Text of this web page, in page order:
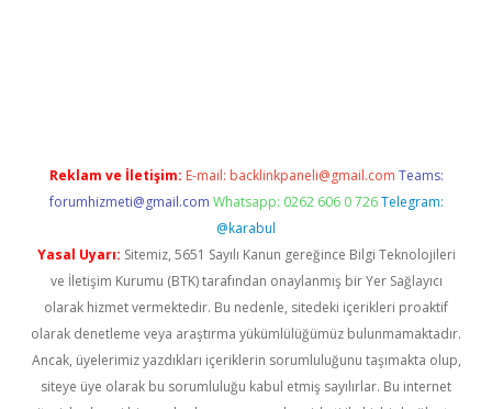
Reklam ve İletişim: E-mail: backlinkpaneli@gmail.com Teams:
forumhizmeti@gmail.com Whatsapp: 0262 606 0 726 Telegram:
@karabul
Yasal Uyarı: Sitemiz, 5651 Sayılı Kanun gereğince Bilgi Teknolojileri
ve İletişim Kurumu (BTK) tarafından onaylanmış bir Yer Sağlayıcı
olarak hizmet vermektedir. Bu nedenle, sitedeki içerikleri proaktif
olarak denetleme veya araştırma yükümlülüğümüz bulunmamaktadır.
Ancak, üyelerimiz yazdıkları içeriklerin sorumluluğunu taşımakta olup,
siteye üye olarak bu sorumluluğu kabul etmiş sayılırlar. Bu internet